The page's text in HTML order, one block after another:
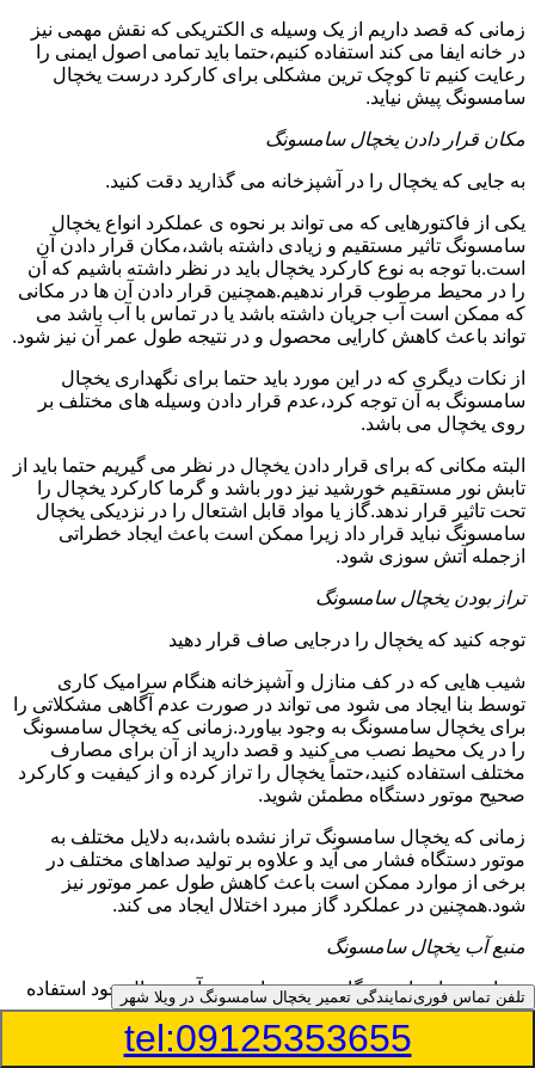
زمانی که قصد داریم از یک وسیله ی الکتریکی که نقش مهمی نیز
در خانه ایفا می کند استفاده کنیم،حتما باید تمامی اصول ایمنی را
رعایت کنیم تا کوچک ترین مشکلی برای کارکرد درست یخچال
سامسونگ پیش نیاید.
مکان قرار دادن یخچال سامسونگ
به جایی که یخچال را در آشپزخانه می گذارید دقت کنید.
یکی از فاکتورهایی که می تواند بر نحوه ی عملکرد انواع یخچال
سامسونگ تاثیر مستقیم و زیادی داشته باشد،مکان قرار دادن آن
است.با توجه به نوع کارکرد یخچال باید در نظر داشته باشیم که آن
را در محیط مرطوب قرار ندهیم.همچنین قرار دادن آن ها در مکانی
که ممکن است آب جریان داشته باشد یا در تماس با آب باشد می
تواند باعث کاهش کارایی محصول و در نتیجه طول عمر آن نیز شود.
از نکات دیگری که در این مورد باید حتما برای نگهداری یخچال
سامسونگ به آن توجه کرد،عدم قرار دادن وسیله های مختلف بر
روی یخچال می باشد.
البته مکانی که برای قرار دادن یخچال در نظر می گیریم حتما باید از
تابش نور مستقیم خورشید نیز دور باشد و گرما کارکرد یخچال را
تحت تاثیر قرار ندهد.گاز یا مواد قابل اشتعال را در نزدیکی یخچال
سامسونگ نباید قرار داد زیرا ممکن است باعث ایجاد خطراتی
ازجمله آتش سوزی شود.
تراز بودن یخچال سامسونگ
توجه کنید که یخچال را درجایی صاف قرار دهید
شیب هایی که در کف منازل و آشپزخانه هنگام سرامیک کاری
توسط بنا ایجاد می شود می تواند در صورت عدم آگاهی مشکلاتی را
برای یخچال سامسونگ به وجود بیاورد.زمانی که یخچال سامسونگ
را در یک محیط نصب می کنید و قصد دارید از آن برای مصارف
مختلف استفاده کنید،حتماً یخچال را تراز کرده و از کیفیت و کارکرد
صحیح موتور دستگاه مطمئن شوید.
زمانی که یخچال سامسونگ تراز نشده باشد،به دلایل مختلف به
موتور دستگاه فشار می آید و علاوه بر تولید صداهای مختلف در
برخی از موارد ممکن است باعث کاهش طول عمر موتور نیز
شود.همچنین در عملکرد گاز مبرد اختلال ایجاد می کند.
منبع آب یخچال سامسونگ
شما می توانید از دستگاه تصفیه برای منبع آب یخچال خود استفاده
کنید
در دفترچه راهنمای یخچال سامسونگ قسمت ویژه ای به منبع آب
تلفن تماس فورینمایندگی تعمیر یخچال سامسونگ در ویلا شهر
tel:09125353655